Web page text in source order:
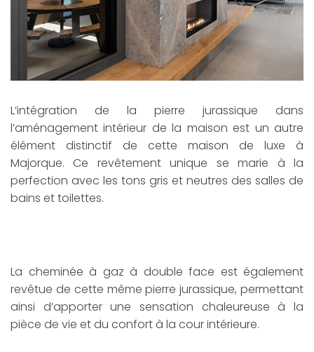
L’intégration de la pierre jurassique dans
l’aménagement intérieur de la maison est un autre
élément distinctif de cette maison de luxe à
Majorque. Ce revêtement unique se marie à la
perfection avec les tons gris et neutres des salles de
bains et toilettes.
La cheminée à gaz à double face est également
revêtue de cette même pierre jurassique, permettant
ainsi d’apporter une sensation chaleureuse à la
pièce de vie et du confort à la cour intérieure.